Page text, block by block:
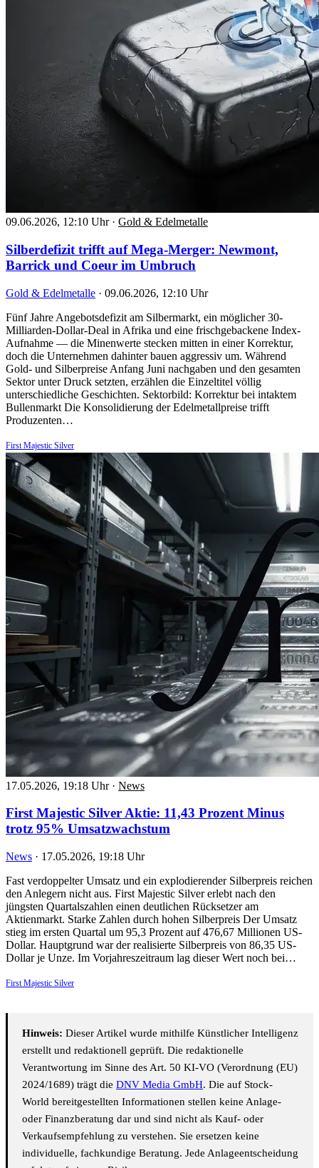
09.06.2026, 12:10 Uhr · Gold & Edelmetalle
Silberdefizit trifft auf Mega-Merger: Newmont,
Barrick und Coeur im Umbruch
Gold & Edelmetalle · 09.06.2026, 12:10 Uhr
Fünf Jahre Angebotsdefizit am Silbermarkt, ein möglicher 30-
Milliarden-Dollar-Deal in Afrika und eine frischgebackene Index-
Aufnahme — die Minenwerte stecken mitten in einer Korrektur,
doch die Unternehmen dahinter bauen aggressiv um. Während
Gold- und Silberpreise Anfang Juni nachgaben und den gesamten
Sektor unter Druck setzten, erzählen die Einzeltitel völlig
unterschiedliche Geschichten. Sektorbild: Korrektur bei intaktem
Bullenmarkt Die Konsolidierung der Edelmetallpreise trifft
Produzenten…
First Majestic Silver
17.05.2026, 19:18 Uhr · News
First Majestic Silver Aktie: 11,43 Prozent Minus
trotz 95% Umsatzwachstum
News · 17.05.2026, 19:18 Uhr
Fast verdoppelter Umsatz und ein explodierender Silberpreis reichen
den Anlegern nicht aus. First Majestic Silver erlebt nach den
jüngsten Quartalszahlen einen deutlichen Rücksetzer am
Aktienmarkt. Starke Zahlen durch hohen Silberpreis Der Umsatz
stieg im ersten Quartal um 95,3 Prozent auf 476,67 Millionen US-
Dollar. Hauptgrund war der realisierte Silberpreis von 86,35 US-
Dollar je Unze. Im Vorjahreszeitraum lag dieser Wert noch bei…
First Majestic Silver
Hinweis: Dieser Artikel wurde mithilfe Künstlicher Intelligenz
erstellt und redaktionell geprüft. Die redaktionelle
Verantwortung im Sinne des Art. 50 KI-VO (Verordnung (EU)
2024/1689) trägt die DNV Media GmbH. Die auf Stock-
World bereitgestellten Informationen stellen keine Anlage-
oder Finanzberatung dar und sind nicht als Kauf- oder
Verkaufsempfehlung zu verstehen. Sie ersetzen keine
individuelle, fachkundige Beratung. Jede Anlageentscheidung